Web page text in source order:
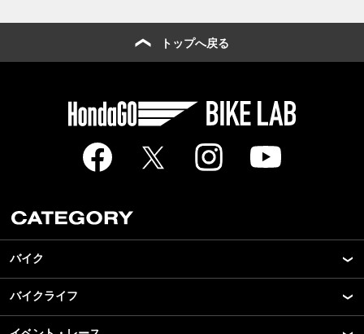
トップへ戻る
バイク
New Model Show
モデル情報
バイクライフ